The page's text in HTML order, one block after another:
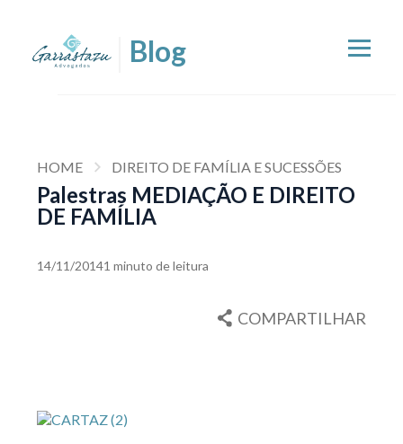
HOME DIREITO DE FAMÍLIA E SUCESSÕES
Palestras MEDIAÇÃO E DIREITO
DE FAMÍLIA
14/11/20141 minuto de leitura
COMPARTILHAR